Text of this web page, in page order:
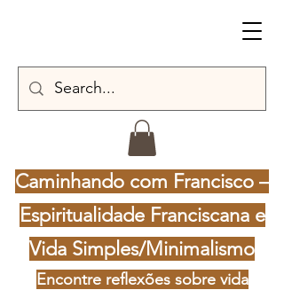
Caminhando com Francisco –
Espiritualidade Franciscana e
Vida Simples/Minimalismo
Encontre reflexões sobre vida